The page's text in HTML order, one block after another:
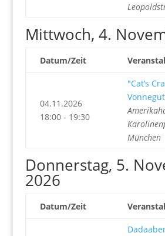
Mittwoch, 4.
Datum/Zeit
04.11.2026
18:00 - 19:30
"Cat’s
Vonnegut
München
Donnerstag, 5.
2026
Datum/Zeit